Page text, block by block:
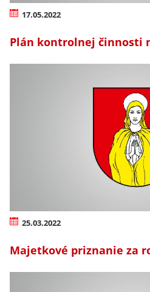
17.05.2022
Plán kontrolnej činnosti
25.03.2022
Majetkové priznanie za